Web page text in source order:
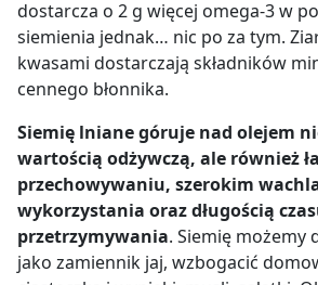
dostarcza o 2 g więcej omega-3 w
siemienia jednak… nic po za tym.
kwasami dostarczają składników
cennego błonnika.
Siemię lniane góruje nad olejem
wartością odżywczą, ale również
przechowywaniu, szerokim
wykorzystania oraz długością
przetrzymywania. Siemię możemy
jako zamiennik jaj, wzbogacić